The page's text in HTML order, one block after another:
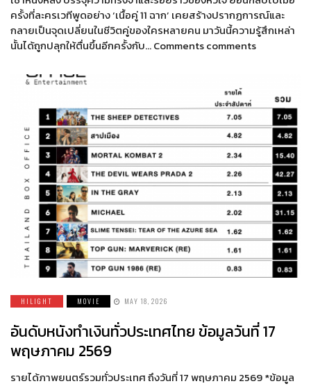
ครั้งที่ละครเวทีพูดอย่าง ‘เนื้อคู่ 11 ฉาก’ เคยสร้างปรากฏการณ์และ
กลายเป็นจุดเปลี่ยนในชีวิตคู่ของใครหลายคน มาวันนี้ความรู้สึกเหล่า
นั้นได้ถูกปลุกให้ตื่นขึ้นอีกครั้งกับ… Comments comments
HILIGHT MOVIE MAY 18, 2026
อันดับหนังทำเงินทั่วประเทศไทย ข้อมูลวันที่ 17
พฤษภาคม 2569
รายได้ภาพยนตร์รวมทั่วประเทศ ถึงวันที่ 17 พฤษภาคม 2569 *ข้อมูล